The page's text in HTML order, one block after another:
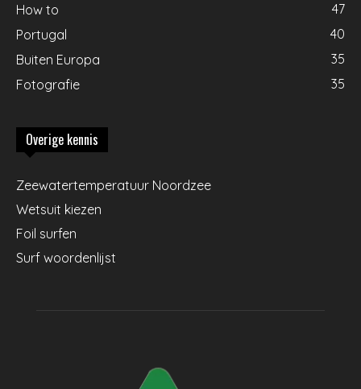
How to
47
Portugal
40
Buiten Europa
35
Fotografie
35
Overige kennis
Zeewatertemperatuur Noordzee
Wetsuit kiezen
Foil surfen
Surf woordenlijst